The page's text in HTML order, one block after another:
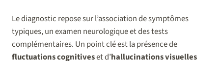
Le diagnostic repose sur l’association de symptômes
typiques, un examen neurologique et des tests
complémentaires. Un point clé est la présence de
fluctuations cognitiveset d’hallucinations visuelles